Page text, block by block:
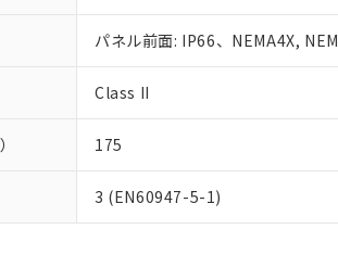
パネル前面: IP66、NEMA4X,
Class II
175
3 (EN60947-5-1)